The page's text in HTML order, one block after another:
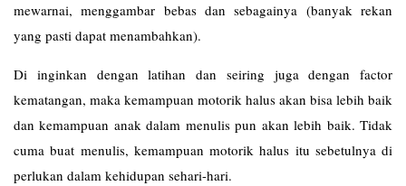
mewarnai, menggambar bebas dan sebagainya (banyak rekan
yang pasti dapat menambahkan).
Di inginkan dengan latihan dan seiring juga dengan factor
kematangan, maka kemampuan motorik halus akan bisa lebih baik
dan kemampuan anak dalam menulis pun akan lebih baik. Tidak
cuma buat menulis, kemampuan motorik halus itu sebetulnya di
perlukan dalam kehidupan sehari-hari.